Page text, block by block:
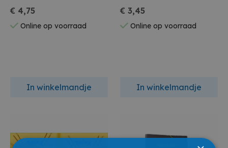
€ 4,75
Online op voorraad
In winkelmandje
€ 3,45
Online op voorraad
In winkelmandje